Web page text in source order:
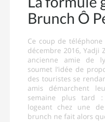
Brunch Ô
Ce coup de
décembre 2016, Yadji
ancienne amie de
soumet l’idée de
des touristes se
amis démarchent
semaine plus tard :
logeant chez une
brunch ne fait alors